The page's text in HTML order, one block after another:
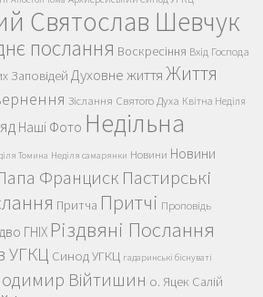
Святослав Шевчук
послання Воскресіння Вхід Господа
Заповідей Духовне життяЖиття
Зіслання Святого Духа Квітна Неділя
Наші Фото Недільна
Томина Неділя самарянки Новини Новини
Франциск Пастирські
Притча Притчі Проповідь
ГНІХ Різдвяні Послання
УГКЦ Синод УГКЦ гадаринські біснуваті
Війтишин о. Яцек Салій